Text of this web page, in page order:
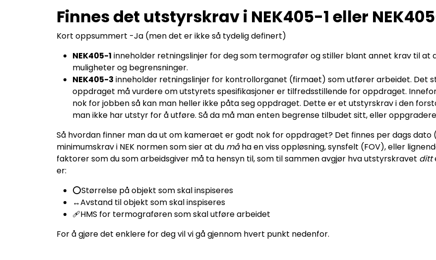
Finnes det utstyrskrav i NEK405-1 eller
Kort oppsummert -Ja (men det er ikke så tydelig definert)
NEK405-1 inneholder retningslinjer for deg som termografør og stiller blant annet krav til at
muligheter og begrensninger.
NEK405-3 inneholder retningslinjer for kontrollorganet (firmaet) som utfører arbeidet. Det
oppdraget må vurdere om utstyrets spesifikasjoner er tilfredsstillende for oppdraget.
nok for jobben så kan man heller ikke påta seg oppdraget. Dette er et utstyrskrav i den
man ikke har utstyr for å utføre. Så da må man enten begrense tilbudet sitt, eller
Så hvordan finner man da ut om kameraet er godt nok for oppdraget? Det finnes per dags dato
minimumskrav i NEK normen som sier at du måha en viss oppløsning, synsfelt (FOV), eller
faktorer som du som arbeidsgiver må ta hensyn til, som til sammen avgjør hva utstyrskravet ditt
er:
⭕Størrelse på objekt som skal inspiseres
↔️Avstand til objekt som skal inspiseres
🩹HMS for termograføren som skal utføre arbeidet
For å gjøre det enklere for deg vil vi gå gjennom hvert punkt nedenfor.